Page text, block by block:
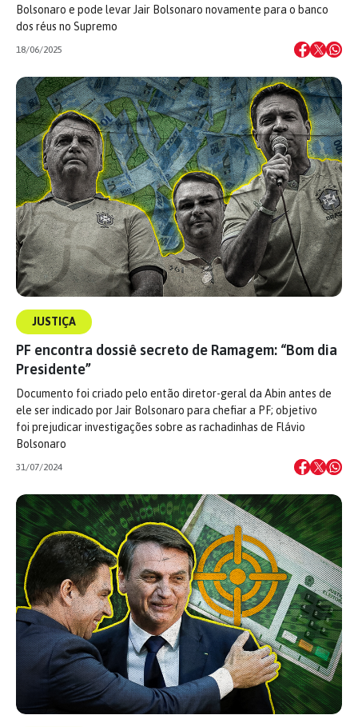
Bolsonaro e pode levar Jair Bolsonaro novamente para o banco
dos réus no Supremo
18/06/2025
JUSTIÇA
PF encontra dossiê secreto de Ramagem: “Bom dia
Presidente”
Documento foi criado pelo então diretor-geral da Abin antes de
ele ser indicado por Jair Bolsonaro para chefiar a PF; objetivo
foi prejudicar investigações sobre as rachadinhas de Flávio
Bolsonaro
31/07/2024